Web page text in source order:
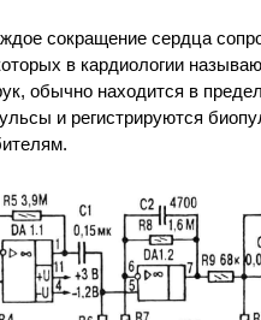
сокращение сердца
в кардиологии
обычно находится в
и регистрируются